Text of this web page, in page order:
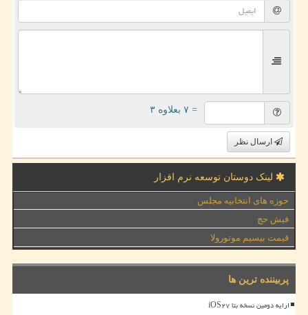
= ۷ بعلاوه ۳
ارسال نظر
لینک دوستان توسعه نرم افزار
حوزه های انتخابیه مجلس
فیش حج
قیمت بیسیم موتورولا
پربیننده ترین ها
ارایه دومین نسخه بتا iOS۲۷